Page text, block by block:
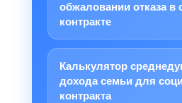
обжаловании отказа в
контракте
Калькулятор
дохода семьи для
контракта